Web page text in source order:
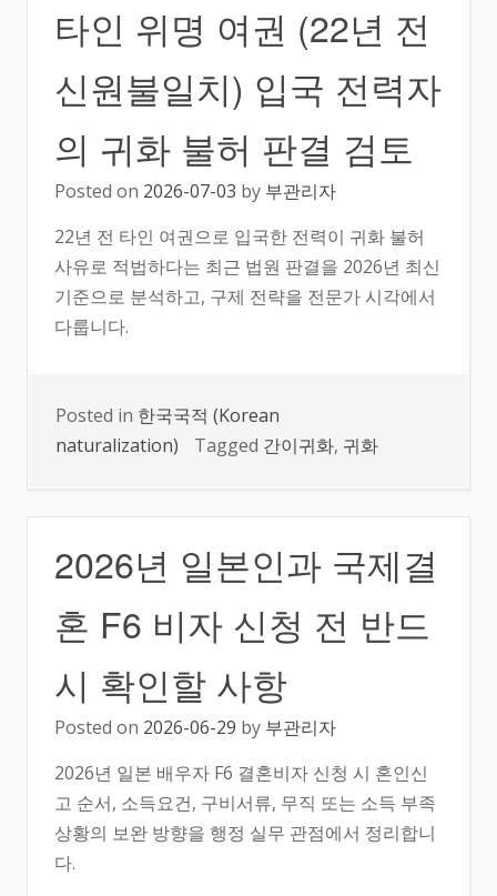
타인 위명 여권 (22년 전
신원불일치) 입국 전력자
의 귀화 불허 판결 검토
Posted on 2026-07-03 by 부관리자
22년 전 타인 여권으로 입국한 전력이 귀화 불허
사유로 적법하다는 최근 법원 판결을 2026년 최신
기준으로 분석하고, 구제 전략을 전문가 시각에서
다룹니다.
Posted in 한국국적 (Korean
naturalization)
Tagged 간이귀화, 귀화
2026년 일본인과 국제결
혼 F6 비자 신청 전 반드
시 확인할 사항
Posted on 2026-06-29 by 부관리자
2026년 일본 배우자 F6 결혼비자 신청 시 혼인신
고 순서, 소득요건, 구비서류, 무직 또는 소득 부족
상황의 보완 방향을 행정 실무 관점에서 정리합니
다.